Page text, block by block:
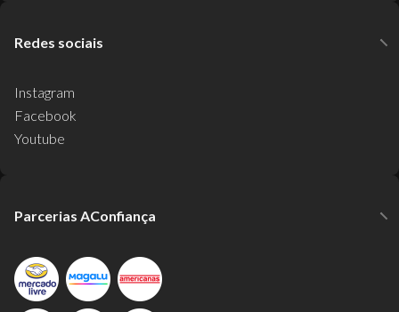
Redes sociais
Instagram
Facebook
Youtube
Parcerias AConfiança